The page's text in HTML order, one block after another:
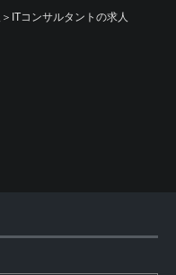
＞ ITコンサルタントの求人